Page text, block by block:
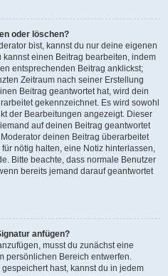
oder löschen?
bist, kannst du nur deine eigenen
einen Beitrag bearbeiten, indem
entsprechenden Beitrag anklickst;
Zeitraum nach seiner Erstellung
Beitrag geantwortet hat, wird dein
gekennzeichnet. Es wird sowohl
der Bearbeitungen angezeigt. Dieser
auf deinen Beitrag geantwortet
deinen Beitrag überarbeitet
nötig halten, eine Notiz hinterlassen,
Bitte beachte, dass normale Benutzer
bereits jemand darauf geantwortet
anfügen?
musst du zunächst eine
persönlichen Bereich entwerfen.
hast, kannst du in jedem